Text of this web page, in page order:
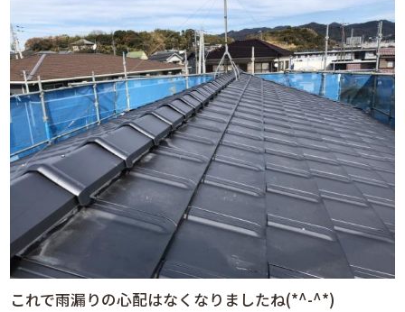
これで雨漏りの心配はなくなりましたね(*^-^*)